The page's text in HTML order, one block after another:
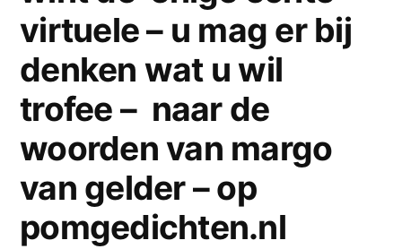
virtuele – u mag er bij
denken wat u wil
trofee – naar de
woorden van margo
van gelder – op
pomgedichten.nl